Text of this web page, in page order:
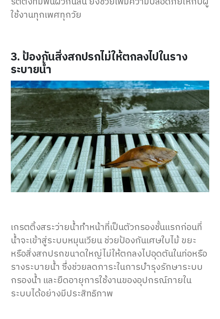
ใช้งานทุกเพศทุกวัย
3. ป้องกันสิ่งสกปรกไม่ให้ตกลงไปในราง
ระบายน้ำ
เกรตติ้งสระว่ายน้ำทำหน้าที่เป็นตัวกรองชั้นแรกก่อนที่
น้ำจะเข้าสู่ระบบหมุนเวียน ช่วยป้องกันเศษใบไม้ ขยะ
หรือสิ่งสกปรกขนาดใหญ่ไม่ให้ตกลงไปอุดตันในท่อหรือ
รางระบายน้ำ ซึ่งช่วยลดภาระในการบำรุงรักษาระบบ
กรองน้ำ และยืดอายุการใช้งานของอุปกรณ์ภายใน
ระบบได้อย่างมีประสิทธิภาพ